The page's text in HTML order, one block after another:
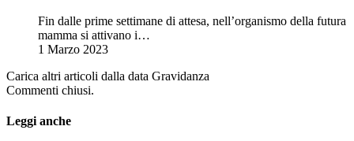
Fin dalle prime settimane di attesa, nell’organismo della futura
mamma si attivano i…
1 Marzo 2023
Carica altri articoli dalla data Gravidanza
Commenti chiusi.
Leggi anche